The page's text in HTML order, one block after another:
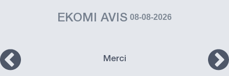
EKOMI AVIS 08-08-2026
Merci